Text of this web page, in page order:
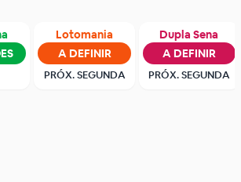
Lotomania
A DEFINIR
PRÓX. SEGUNDA
Dupla Sena
A DEFINIR
PRÓX. SEGUNDA